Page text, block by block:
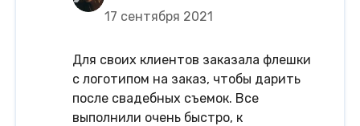
17 сентября 2021
Для своих клиентов заказала флешки
с логотипом на заказ, чтобы дарить
после свадебных съемок. Все
выполнили очень быстро, к